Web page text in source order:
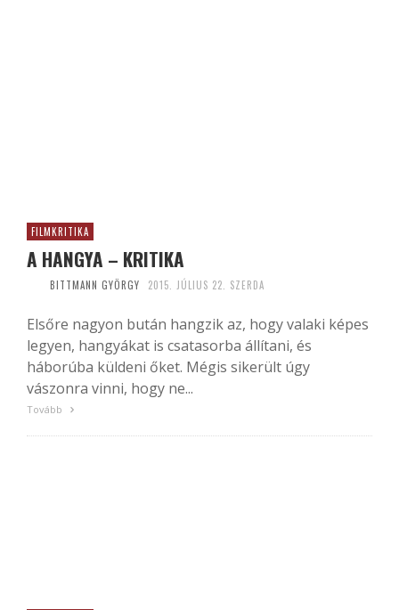
FILMKRITIKA
A HANGYA – KRITIKA
BITTMANN GYÖRGY 2015. JÚLIUS 22. SZERDA
Elsőre nagyon bután hangzik az, hogy valaki képes
legyen, hangyákat is csatasorba állítani, és
háborúba küldeni őket. Mégis sikerült úgy
vászonra vinni, hogy ne...
Tovább